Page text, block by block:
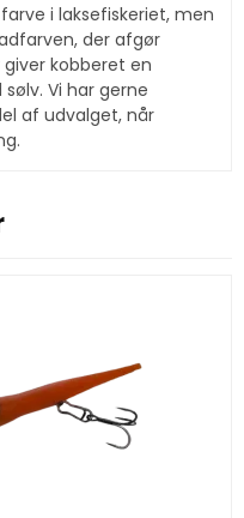
i laksefiskeriet, men
der afgør
kobberet en
Vi har gerne
af udvalget, når